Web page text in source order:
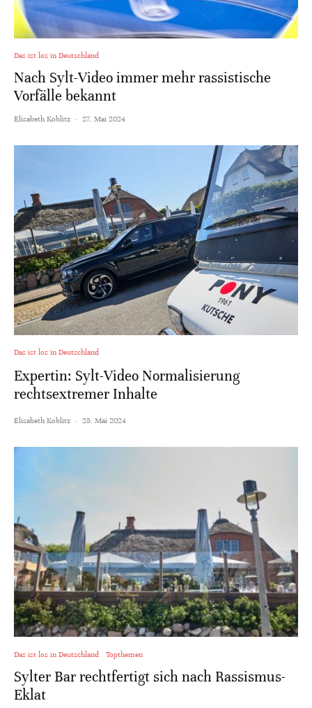
Das ist los in Deutschland
Nach Sylt-Video immer mehr rassistische
Vorfälle bekannt
Elisabeth Koblitz · 27. Mai 2024
Das ist los in Deutschland
Expertin: Sylt-Video Normalisierung
rechtsextremer Inhalte
Elisabeth Koblitz · 25. Mai 2024
Das ist los in Deutschland Topthemen
Sylter Bar rechtfertigt sich nach Rassismus-
Eklat